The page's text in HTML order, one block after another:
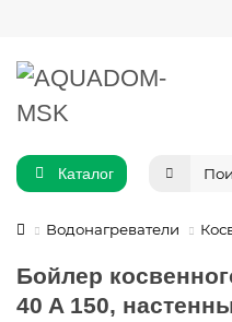
Каталог
Водонагреватели
Бойлер
40 A 150,